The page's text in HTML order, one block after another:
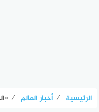
الرئيسية ⁄ أخبار العالم ⁄